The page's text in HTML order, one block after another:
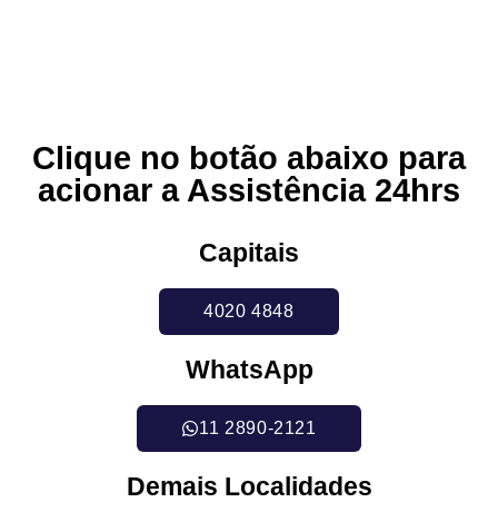
Clique no botão abaixo para
acionar a Assistência 24hrs
Capitais
4020 4848
WhatsApp
11 2890-2121
Demais Localidades